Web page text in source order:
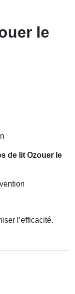
le
de lit Ozouer le
l’efficacité.